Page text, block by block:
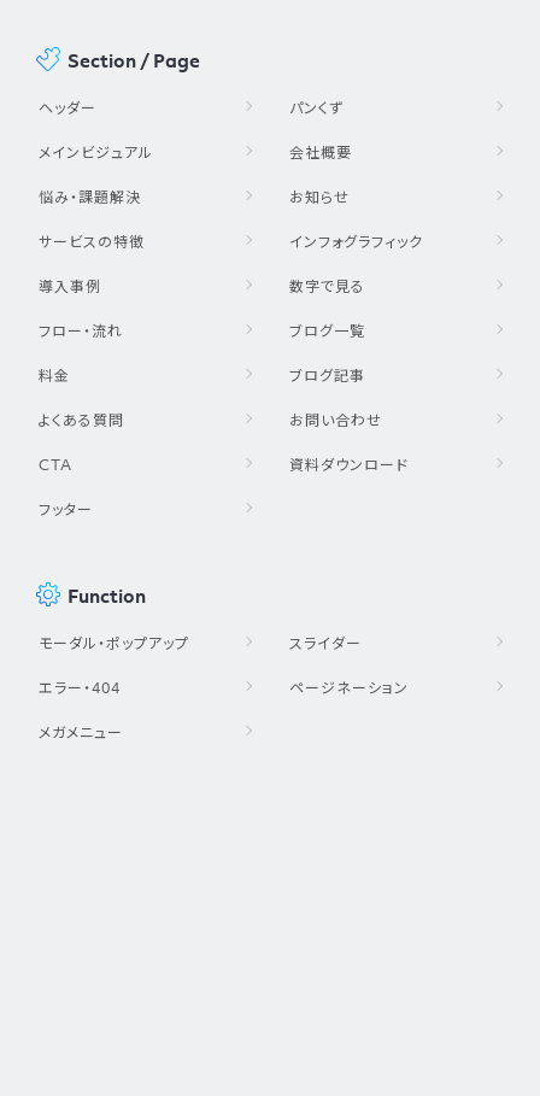
Section / Page
ヘッダー
メインビジュアル
悩み・課題解決
サービスの特徴
導入事例
フロー・流れ
料金
よくある質問
CTA
フッター
パンくず
会社概要
お知らせ
インフォグラフィック
数字で見る
ブログ一覧
ブログ記事
お問い合わせ
資料ダウンロード
Function
モーダル・ポップアップ
エラー・404
メガメニュー
スライダー
ページネーション